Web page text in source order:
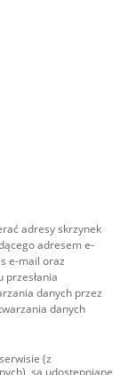
adresy skrzynek
adresem e-
e-mail oraz
danych przez
danych
(z
są udostępniane